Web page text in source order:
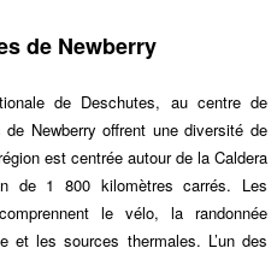
de Newberry
de Deschutes, au centre de
de Newberry offrent une diversité de
est centrée autour de la Caldera
de 1 800 kilomètres carrés. Les
le vélo, la randonnée
et les sources thermales. L’un des